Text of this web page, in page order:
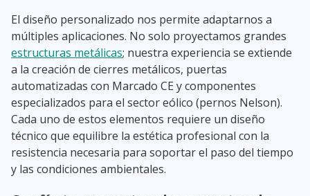
El diseño personalizado nos permite adaptarnos a
múltiples aplicaciones. No solo proyectamos grandes
estructuras metálicas; nuestra experiencia se extiende
a la creación de cierres metálicos, puertas
automatizadas con Marcado CE y componentes
especializados para el sector eólico (pernos Nelson).
Cada uno de estos elementos requiere un diseño
técnico que equilibre la estética profesional con la
resistencia necesaria para soportar el paso del tiempo
y las condiciones ambientales.